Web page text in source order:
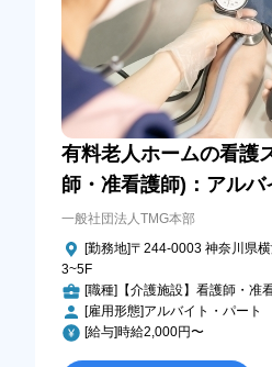
有料老人ホームの看護
師・准看護師)：アルバ
一般社団法人TMG本部
[勤務地]〒244-0003 神奈川県
3~5F
[職種]【介護施設】看護師・准
[雇用形態]アルバイト・パート
[給与]時給2,000円〜